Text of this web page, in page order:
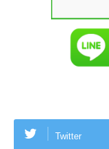
Twitter